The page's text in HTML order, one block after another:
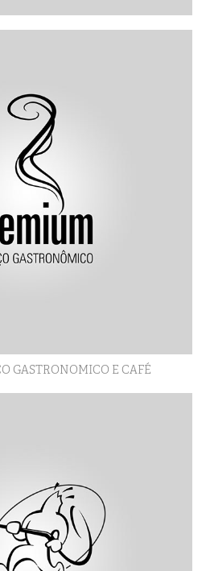
GASTRONOMICO E CAFÉ